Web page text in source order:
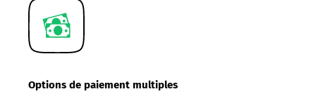
Options de paiement multiples